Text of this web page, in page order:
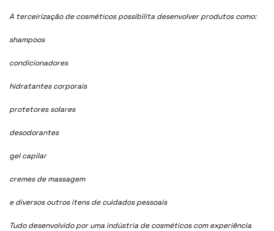
A terceirização de cosméticos possibilita desenvolver produtos como:
shampoos
condicionadores
hidratantes corporais
protetores solares
desodorantes
gel capilar
cremes de massagem
e diversos outros itens de cuidados pessoais
Tudo desenvolvido por uma indústria de cosméticos com experiência